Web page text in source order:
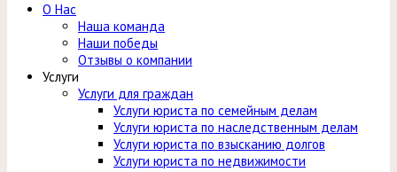
О Нас
Наша команда
Наши победы
Отзывы о компании
Услуги
Услуги для граждан
Услуги юриста по семейным делам
Услуги юриста по наследственным делам
Услуги юриста по взысканию долгов
Услуги юриста по недвижимости